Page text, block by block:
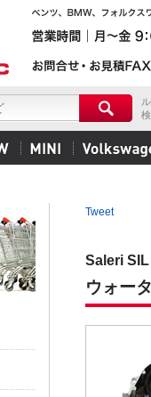
Tweet
Saleri SIL
ウォー